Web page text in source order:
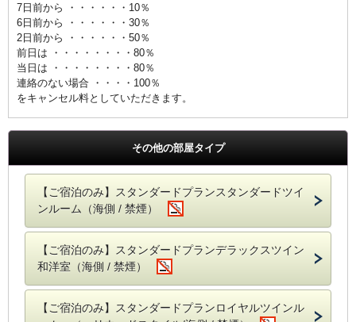
7日前から ・・・・・・10％
6日前から ・・・・・・30％
2日前から ・・・・・・50％
前日は ・・・・・・・・80％
当日は ・・・・・・・・80％
連絡のない場合 ・・・・100％
をキャンセル料としていただきます。
その他の部屋タイプ
【ご宿泊のみ】スタンダードプランスタンダードツイ
ンルーム（海側 / 禁煙）
【ご宿泊のみ】スタンダードプランデラックスツイン
和洋室（海側 / 禁煙）
【ご宿泊のみ】スタンダードプランロイヤルツインル